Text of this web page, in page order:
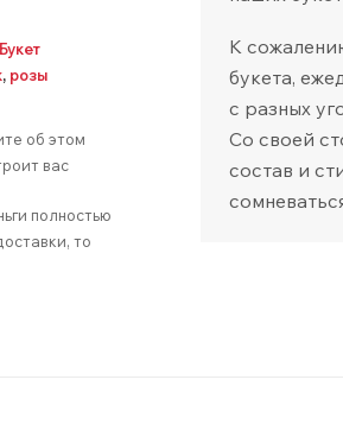
Букет
, розы
об этом
вас
полностью
то
К
букета,
с разных
Со своей
состав и